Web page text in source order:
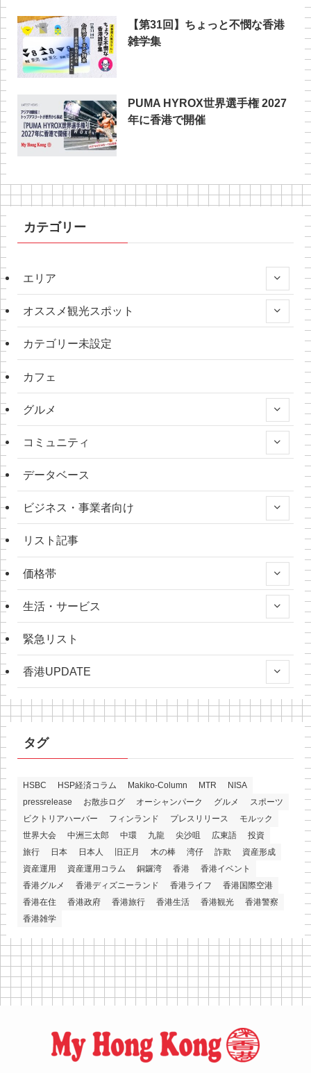
【第31回】ちょっと不憫な香港
雑学集
PUMA HYROX世界選手権 2027
年に香港で開催
カテゴリー
エリア
オススメ観光スポット
カテゴリー未設定
カフェ
グルメ
コミュニティ
データベース
ビジネス・事業者向け
リスト記事
価格帯
生活・サービス
緊急リスト
香港UPDATE
タグ
HSBC HSP経済コラム Makiko-Column MTR
NISA
pressrelease
お散歩ログ オーシャンパーク グルメ
スポーツ
ビクトリアハーバー
フィンランド プレスリリース
モルック
世界大会
中洲三太郎 中環 九龍 尖沙咀 広東語
投資
旅行
日本 日本人 旧正月 木の棒 湾仔 詐欺
資産形成
資産運用
資産運用コラム 銅鑼湾 香港
香港イベント
香港グルメ
香港ディズニーランド 香港ライフ
香港国際空港
香港在住
香港政府 香港旅行 香港生活 香港観光
香港警察
香港雑学